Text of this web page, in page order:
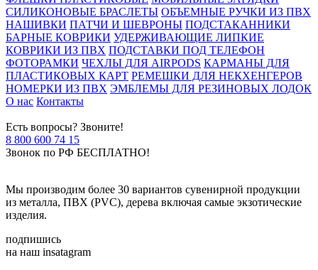
СИЛИКОНОВЫЕ БРАСЛЕТЫ ОБЪЕМНЫЕ РУЧКИ ИЗ ПВХ
НАШИВКИ ПАТЧИ И ШЕВРОНЫ ПОДСТАКАННИКИ
БАРНЫЕ КОВРИКИ УДЕРЖИВАЮЩИЕ ЛИПКИЕ
КОВРИКИ ИЗ ПВХ ПОДСТАВКИ ПОД ТЕЛЕФОН
ФОТОРАМКИ ЧЕХЛЫ ДЛЯ AIRPODS КАРМАНЫ ДЛЯ
ПЛАСТИКОВЫХ КАРТ РЕМЕШКИ ДЛЯ НЕКХЕНГЕРОВ
НОМЕРКИ ИЗ ПВХ ЭМБЛЕМЫ ДЛЯ РЕЗИНОВЫХ ЛОДОК
О нас Контакты
Есть вопросы? Звоните!
8 800 600 74 15
Звонок по РФ БЕСПЛАТНО!
Мы производим более 30 вариантов сувенирной продукции
из металла, ПВХ (PVC), дерева включая самые экзотические
изделия.
подпишись
на наш insatagram